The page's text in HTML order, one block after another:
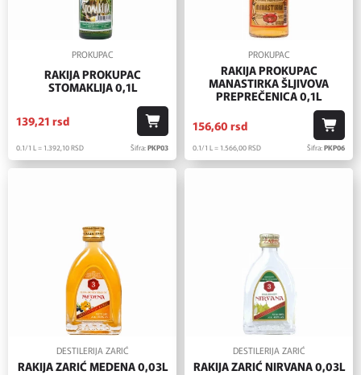
PROKUPAC
RAKIJA PROKUPAC
STOMAKLIJA 0,1L
139,21 rsd
0.1/1 L = 1.392,10RSD Šifra:PKP03
PROKUPAC
RAKIJA PROKUPAC
MANASTIRKA ŠLJIVOVA
PREPREČENICA 0,1L
156,60 rsd
0.1/1 L = 1.566,00RSD Šifra:PKP06
DESTILERIJA ZARIĆ
RAKIJA ZARIĆ MEDENA 0,03L
DESTILERIJA ZARIĆ
RAKIJA ZARIĆ NIRVANA 0,03L